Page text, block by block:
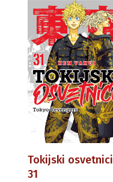
Tokijski osvetnici
31